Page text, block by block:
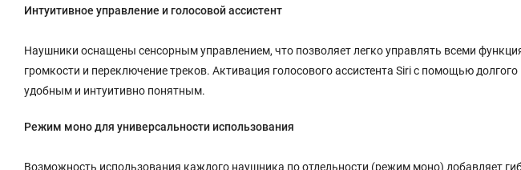
Интуитивное управление и голосовой ассистент
Наушники оснащены сенсорным управлением, что позволяет легко управлять всеми
громкости и переключение треков. Активация голосового ассистента Siri с помощью
удобным и интуитивно понятным.
Режим моно для универсальности использования
Возможность использования каждого наушника по отдельности (режим моно) добавляет